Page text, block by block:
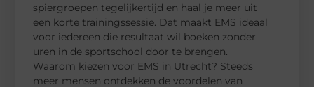
spiergroepen tegelijkertijd en haal je meer uit
een korte trainingssessie. Dat maakt EMS ideaal
voor iedereen die resultaat wil boeken zonder
uren in de sportschool door te brengen.
Waarom kiezen voor EMS in Utrecht? Steeds
meer mensen ontdekken de voordelen van